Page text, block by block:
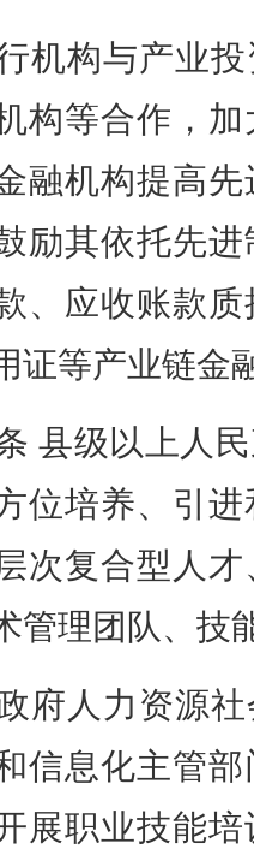
机构与产业
构等合作，
融机构提高
励其依托先
、应收账款
证等产业链金
县级以上人
位培养、引
次复合型人
管理团队、技
府人力资源
信息化主管
展职业技能